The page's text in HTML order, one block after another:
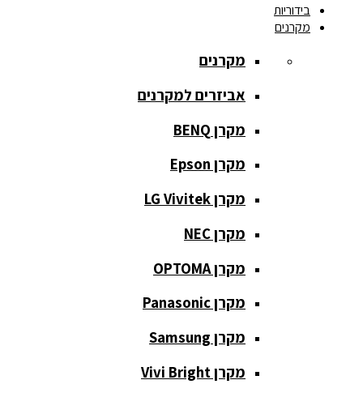
קבוע
מסך מסגרת
נייד
כלי נגינה
גיטרות
כלי נשיפה
קלידים
בידוריות
מקרנים
מקרנים
אביזרים למקרנים
מקרן BENQ
מקרן Epson
מקרן LG Vivitek
מקרן NEC
מקרן OPTOMA
מקרן Panasonic
מקרן Samsung
מקרן Vivi Bright